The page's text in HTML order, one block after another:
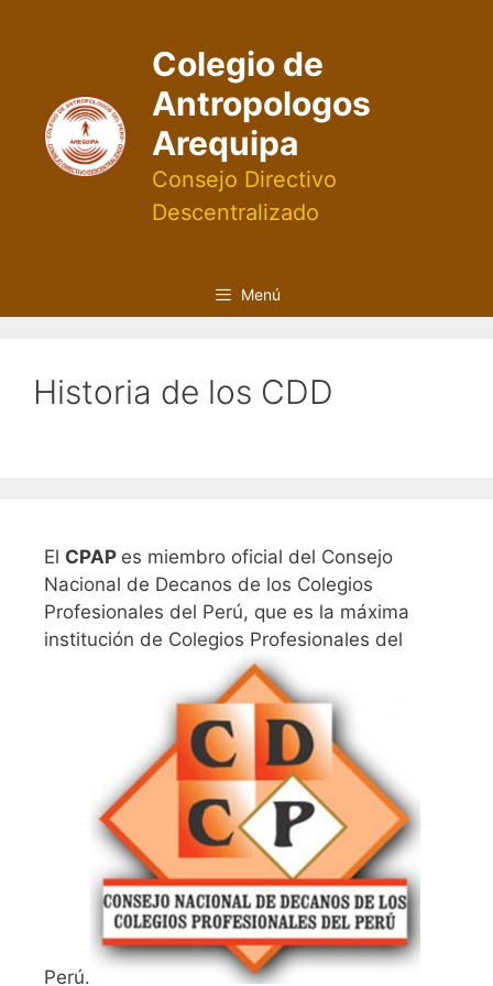
Colegio de
Antropologos
Arequipa
Consejo Directivo
Descentralizado
Menú
Historia de los CDD
El CPAP es miembro oficial del Consejo
Nacional de Decanos de los Colegios
Profesionales del Perú, que es la máxima
institución de Colegios Profesionales del
Perú.